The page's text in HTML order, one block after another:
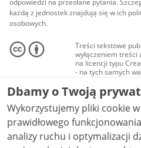
odpowiedzi na przesłane pytania.
każdą z jednostek znajdują się w ich
osobowych.
Treści tekstowe
wyłączeniem
na licencji typu
- na tych samych
Materiały
audio i wideo, są
Creative
niekomercyjne - bez
NC-ND 4.0), o ile
Dbamy o Twoją
Wykorzystujemy pliki cookie
prawidłowego
analizy ruchu i optymalizacji